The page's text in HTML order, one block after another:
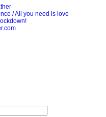
/ All you need is love